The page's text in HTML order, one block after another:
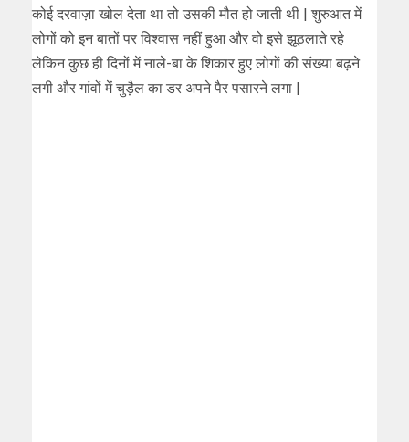
कोई दरवाज़ा खोल देता था तो उसकी मौत हो जाती थी | शुरुआत में
लोगों को इन बातों पर विश्वास नहीं हुआ और वो इसे झूठलाते रहे
लेकिन कुछ ही दिनों में नाले-बा के शिकार हुए लोगों की संख्या बढ़ने
लगी और गांवों में चुड़ैल का डर अपने पैर पसारने लगा |